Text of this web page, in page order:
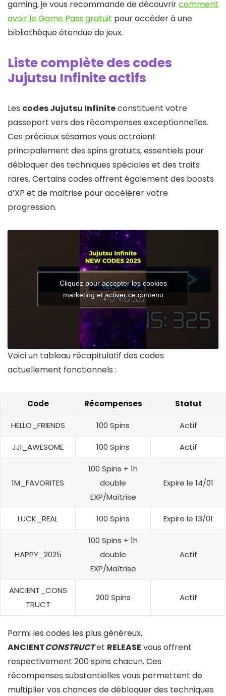
gaming, je vous recommande de découvrircomment
avoir le Game Pass gratuit pour accéder à une
bibliothèque étendue de jeux.
Liste complète des codes
Jujutsu Infinite actifs
Les codes Jujutsu Infiniteconstituent votre
passeport vers des récompenses exceptionnelles.
Ces précieux sésames vous octroient
principalement des spins gratuits, essentiels pour
débloquer des techniques spéciales et des traits
rares. Certains codes offrent également des boosts
d’XP et de maîtrise pour accélérer votre
progression.
Cliquez pour accepter les cookies
marketing et activer ce contenu
Voici un tableau récapitulatif des codes
actuellement fonctionnels :
Code Récompenses Statut
HELLO_FRIENDS 100 Spins Actif
JJI_AWESOME 100 Spins Actif
1M_FAVORITES
100 Spins + 1h
double
EXP/Maîtrise
Expire le 14/01
LUCK_REAL 100 Spins Expire le 13/01
HAPPY_2025
100 Spins + 1h
double
EXP/Maîtrise
Actif
ANCIENT_CONS
TRUCT
200 Spins Actif
Parmi les codes les plus généreux,
ANCIENTCONSTRUCTet RELEASE vous offrent
respectivement 200 spins chacun. Ces
récompenses substantielles vous permettent de
multiplier vos chances de débloquer des techniques